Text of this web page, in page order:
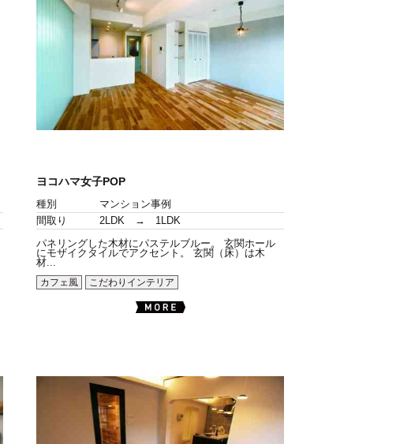
ヨコハマ女子POP
種別
マンション事例
間取り
2LDK → 1LDK
パネリングした木材にパステルブルー。 玄関ホール
にモザイクタイルでアクセント。 玄関（床）は木
材...
カフェ風
こだわりインテリア